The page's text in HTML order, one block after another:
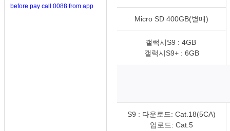
before pay call 0088 from app
Micro SD 400GB(별매)
갤럭시S9 : 4GB
갤럭시S9+ : 6GB
S9 : 다운로드: Cat.18(5CA)
업로드: Cat.5